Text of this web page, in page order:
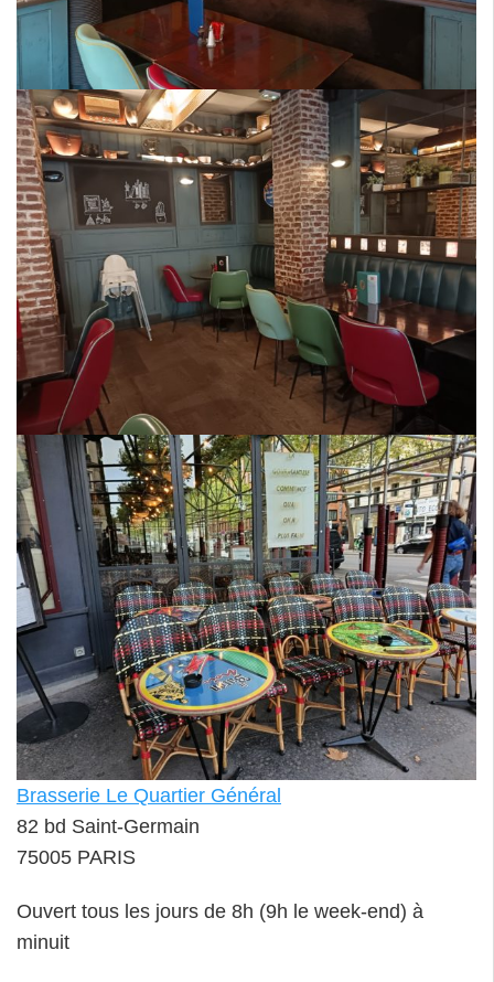
Brasserie Le Quartier Général
82 bd Saint-Germain
75005 PARIS
Ouvert tous les jours de 8h (9h le week-end) à
minuit